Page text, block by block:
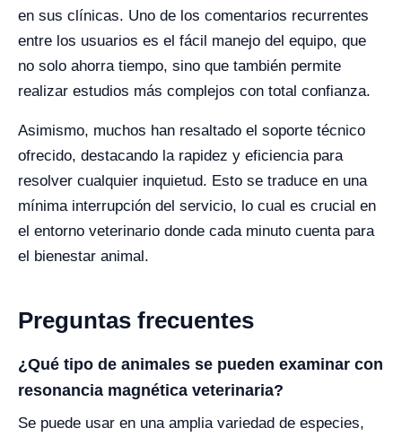
en sus clínicas. Uno de los comentarios recurrentes
entre los usuarios es el fácil manejo del equipo, que
no solo ahorra tiempo, sino que también permite
realizar estudios más complejos con total confianza.
Asimismo, muchos han resaltado el soporte técnico
ofrecido, destacando la rapidez y eficiencia para
resolver cualquier inquietud. Esto se traduce en una
mínima interrupción del servicio, lo cual es crucial en
el entorno veterinario donde cada minuto cuenta para
el bienestar animal.
Preguntas frecuentes
¿Qué tipo de animales se pueden examinar con
resonancia magnética veterinaria?
Se puede usar en una amplia variedad de especies,